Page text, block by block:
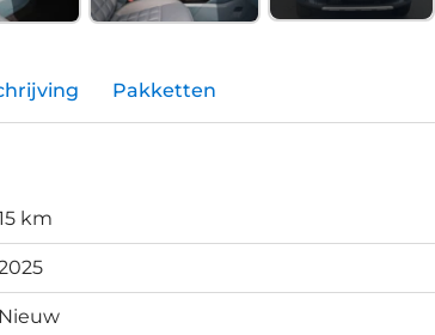
Pakketten
km
Nieuw